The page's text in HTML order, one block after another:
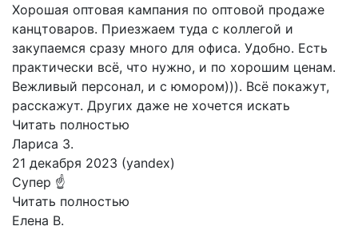
Хорошая оптовая кампания по оптовой продаже
канцтоваров. Приезжаем туда с коллегой и
закупаемся сразу много для офиса. Удобно. Есть
практически всё, что нужно, и по хорошим ценам.
Вежливый персонал, и с юмором))). Всё покажут,
расскажут. Других даже не хочется искать
Читать полностью
Лариса З.
21 декабря 2023 (yandex)
Супер ☝️
Читать полностью
Елена В.